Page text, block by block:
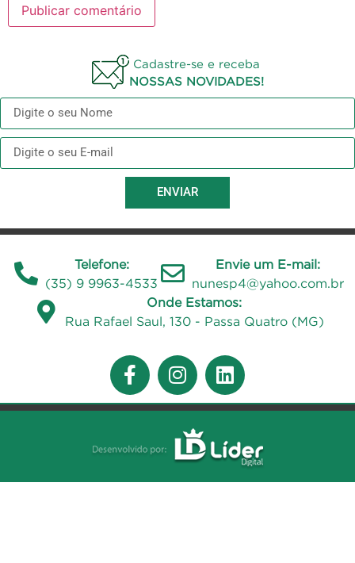
Cadastre-se e receba
NOSSAS NOVIDADES!
ENVIAR
Telefone:
(35) 9 9963-4533
Envie um E-mail:
nunesp4@yahoo.com.br
Onde Estamos:
Rua Rafael Saul, 130 - Passa Quatro (MG)